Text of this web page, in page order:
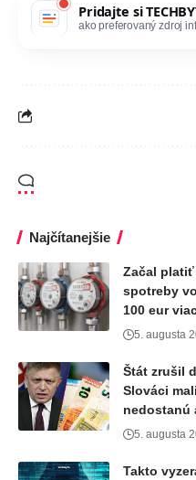
Pridajte si
ako preferovaný zdroj
Najčítanejšie
Začal
spotreby
100 eur
5. augusta
Štát zrušil
Slováci
nedostanú
5. augusta
Takto